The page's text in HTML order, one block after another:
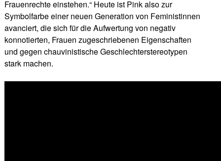
Frauenrechte einstehen.“ Heute ist Pink also zur
Symbolfarbe einer neuen Generation von Feministinnen
avanciert, die sich für die Aufwertung von negativ
konnotierten, Frauen zugeschriebenen Eigenschaften
und gegen chauvinistische Geschlechterstereotypen
stark machen.